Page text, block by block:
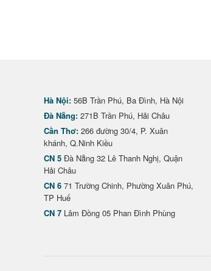
Hà Nội: 56B Trần Phú, Ba Đình, Hà Nội
Đà Nẵng: 271B Trần Phú, Hải Châu
Cần Thơ: 266 đường 30/4, P. Xuân
khánh, Q.Ninh Kiều
CN 5 Đà Nẵng 32 Lê Thanh Nghị, Quận
Hải Châu
CN 6 71 Trường Chinh, Phường Xuân Phú,
TP Huế
CN 7 Lâm Đồng 05 Phan Đình Phùng